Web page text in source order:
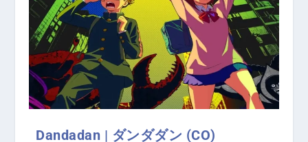
Dandadan | ダンダダン (CO)